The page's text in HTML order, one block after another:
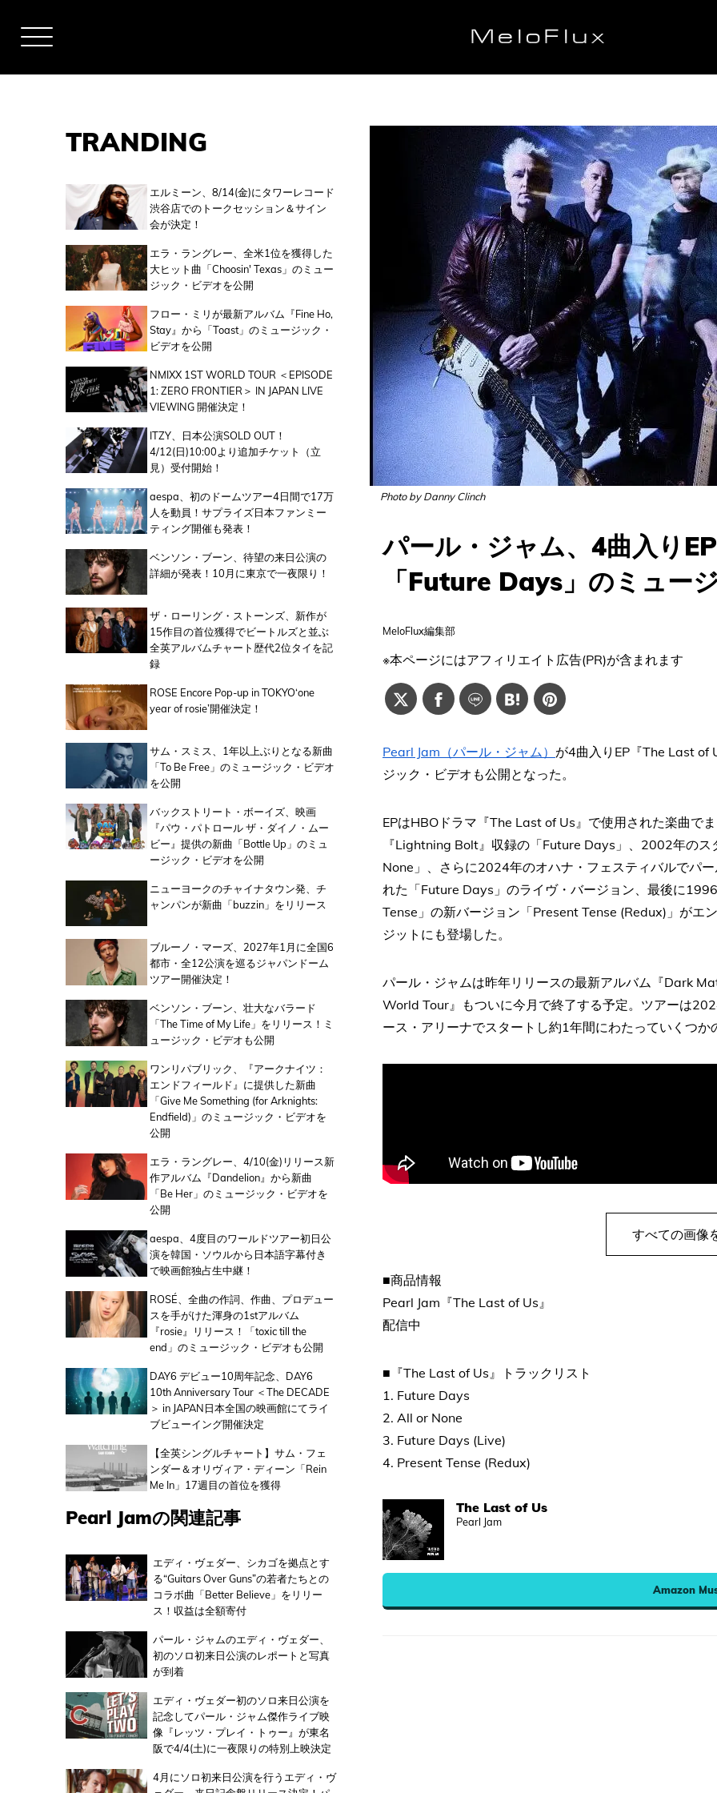
Photo by Danny Clinch
パール・ジャム、4曲入り
「Future Days」のミュー
MeloFlux編集部
※本ページにはアフィリエイト広告(PR)が含まれます
Pearl Jam（パール・ジャム） が4曲入りEP『The Last of
ジック・ビデオも公開となった。
EPはHBOドラマ『The Last of Us』で使用された楽曲で
『Lightning Bolt』収録の「Future Days」、2002年の
None」、さらに2024年のオハナ・フェスティバルでパ
れた「Future Days」のライヴ・バージョン、最後に
Tense」の新バージョン「Present Tense (Redux)」がエ
ジットにも登場した。
パール・ジャムは昨年リリースの最新アルバム『Dark
World Tour』もついに今月で終了する予定。ツアーは
ース・アリーナでスタートし約1年間にわたっていくつか
すべての画像
■商品情報
Pearl Jam『The Last of Us』
配信中
■『The Last of Us』トラックリスト
1. Future Days
2. All or None
3. Future Days (Live)
4. Present Tense (Redux)
The Last of Us
Pearl Jam
Amazon
TRANDING
エルミーン、8/14(金)にタワーレコード
渋谷店でのトークセッション＆サイン
会が決定！
エラ・ラングレー、全米1位を獲得した
大ヒット曲「Choosin' Texas」のミュー
ジック・ビデオを公開
フロー・ミリが最新アルバム『Fine Ho,
Stay』から「Toast」のミュージック・
ビデオを公開
NMIXX 1ST WORLD TOUR ＜EPISODE
1: ZERO FRONTIER＞ IN JAPAN LIVE
VIEWING 開催決定！
ITZY、日本公演SOLD OUT！
4/12(日)10:00より追加チケット（立
見）受付開始！
aespa、初のドームツアー4日間で17万
人を動員！サプライズ日本ファンミー
ティング開催も発表！
ベンソン・ブーン、待望の来日公演の
詳細が発表！10月に東京で一夜限り！
ザ・ローリング・ストーンズ、新作が
15作目の首位獲得でビートルズと並ぶ
全英アルバムチャート歴代2位タイを記
録
ROSE Encore Pop-up in TOKYO‘one
year of rosie’開催決定！
サム・スミス、1年以上ぶりとなる新曲
「To Be Free」のミュージック・ビデオ
を公開
バックストリート・ボーイズ、映画
『パウ・パトロール ザ・ダイノ・ムー
ビー』提供の新曲「Bottle Up」のミュ
ージック・ビデオを公開
ニューヨークのチャイナタウン発、チ
ャンパンが新曲「buzzin」をリリース
ブルーノ・マーズ、2027年1月に全国6
都市・全12公演を巡るジャパンドーム
ツアー開催決定！
ベンソン・ブーン、壮大なバラード
「The Time of My Life」をリリース！ミ
ュージック・ビデオも公開
ワンリパブリック、『アークナイツ：
エンドフィールド』に提供した新曲
「Give Me Something (for Arknights:
Endfield)」のミュージック・ビデオを
公開
エラ・ラングレー、4/10(金)リリース新
作アルバム『Dandelion』から新曲
「Be Her」のミュージック・ビデオを
公開
aespa、4度目のワールドツアー初日公
演を韓国・ソウルから日本語字幕付き
で映画館独占生中継！
ROSÉ、全曲の作詞、作曲、プロデュー
スを手がけた渾身の1stアルバム
『rosie』リリース！「toxic till the
end」のミュージック・ビデオも公開
DAY6 デビュー10周年記念、DAY6
10th Anniversary Tour ＜The DECADE
＞ in JAPAN日本全国の映画館にてライ
ブビューイング開催決定
【全英シングルチャート】サム・フェ
ンダー＆オリヴィア・ディーン「Rein
Me In」17週目の首位を獲得
Pearl Jamの関連記事
エディ・ヴェダー、シカゴを拠点とす
る“Guitars Over Guns”の若者たちとの
コラボ曲「Better Believe」をリリー
ス！収益は全額寄付
パール・ジャムのエディ・ヴェダー、
初のソロ初来日公演のレポートと写真
が到着
エディ・ヴェダー初のソロ来日公演を
記念してパール・ジャム傑作ライブ映
像『レッツ・プレイ・トゥー』が東名
阪で4/4(土)に一夜限りの特別上映決定
4月にソロ初来日公演を行うエディ・ヴ